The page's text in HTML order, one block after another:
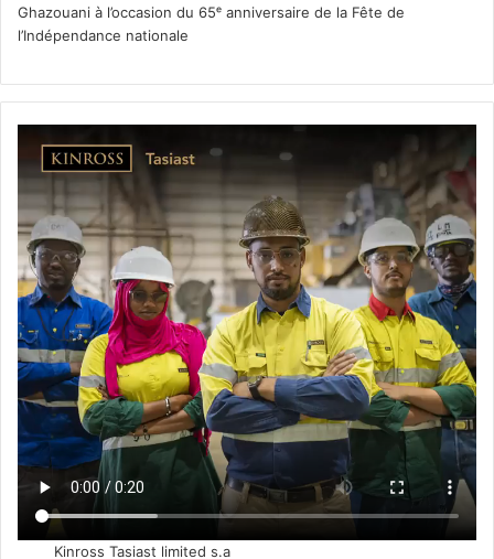
Ghazouani à l’occasion du 65ᵉ anniversaire de la Fête de
l’Indépendance nationale
Kinross Tasiast limited s.a